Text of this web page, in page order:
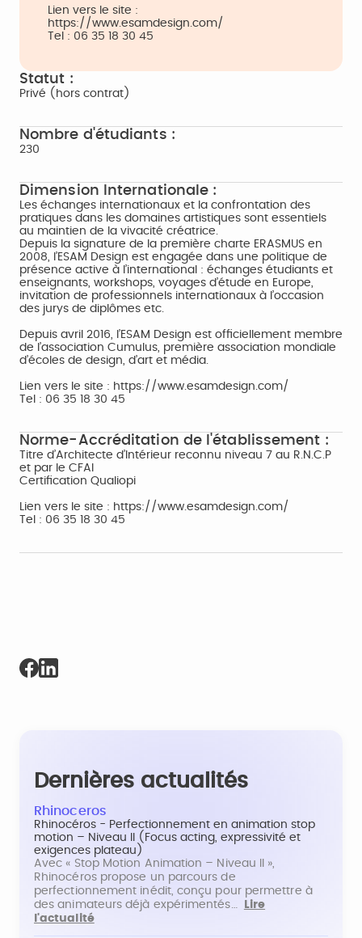
Lien vers le site :
https://www.esamdesign.com/
Tel : 06 35 18 30 45
Statut :
Privé (hors contrat)
Nombre d'étudiants :
230
Dimension Internationale :
Les échanges internationaux et la confrontation des
pratiques dans les domaines artistiques sont essentiels
au maintien de la vivacité créatrice.
Depuis la signature de la première charte ERASMUS en
2008, l’ESAM Design est engagée dans une politique de
présence active à l’international : échanges étudiants et
enseignants, workshops, voyages d’étude en Europe,
invitation de professionnels internationaux à l’occasion
des jurys de diplômes etc.
Depuis avril 2016, l’ESAM Design est officiellement membre
de l’association Cumulus, première association mondiale
d’écoles de design, d’art et média.
Lien vers le site : https://www.esamdesign.com/
Tel : 06 35 18 30 45
Norme-Accréditation de l'établissement :
Titre d’Architecte d’Intérieur reconnu niveau 7 au R.N.C.P
et par le CFAI
Certification Qualiopi
Lien vers le site : https://www.esamdesign.com/
Tel : 06 35 18 30 45
Dernières actualités
Rhinoceros
Rhinocéros - Perfectionnement en animation stop
motion – Niveau II (Focus acting, expressivité et
exigences plateau)
Avec « Stop Motion Animation – Niveau II »,
Rhinocéros propose un parcours de
perfectionnement inédit, conçu pour permettre à
des animateurs déjà expérimentés…
Lire
l'actualité